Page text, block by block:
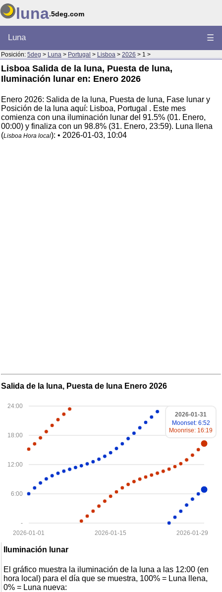
luna.5deg.com
Luna ☰
Posición: 5deg > Luna > Portugal > Lisboa > 2026 > 1 >
Lisboa Salida de la luna, Puesta de luna,
Iluminación lunar en: Enero 2026
Enero 2026: Salida de la luna, Puesta de luna, Fase lunar y
Posición de la luna aquí: Lisboa, Portugal . Este mes
comienza con una iluminación lunar del 91.5% (01. Enero,
00:00) y finaliza con un 98.8% (31. Enero, 23:59). Luna llena
(Lisboa Hora local): • 2026-01-03, 10:04
Salida de la luna, Puesta de luna Enero 2026
-
6:00
12:00
18:00
24:00
2026-01-29
2026-01-15
2026-01-01
2026-01-31
Moonset: 6:52
Moonrise: 16:19
Iluminación lunar
El gráfico muestra la iluminación de la luna a las 12:00 (en
hora local) para el día que se muestra, 100% = Luna llena,
0% = Luna nueva: